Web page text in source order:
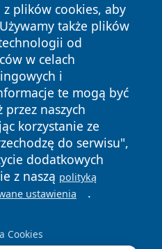
z plików cookies, aby
także plików
od
w celach
i
te mogą być
naszych
korzystanie ze
do serwisu",
dodatkowych
z naszą polityką
ustawienia .
Cookies
Wszystkie prawa